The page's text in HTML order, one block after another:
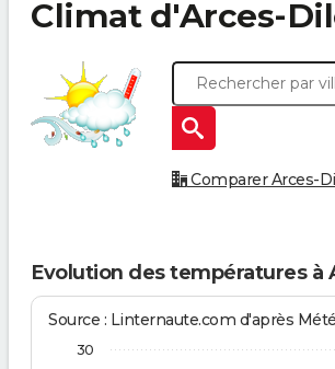
Climat d'Arces-
Comparer Arces-
Evolution des températures à
Source : Linternaute.com d'après
30